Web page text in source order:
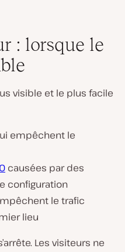
: lorsque le
visible et le plus facile
empêchent le
causées par des
configuration
le trafic
lieu
Les visiteurs ne